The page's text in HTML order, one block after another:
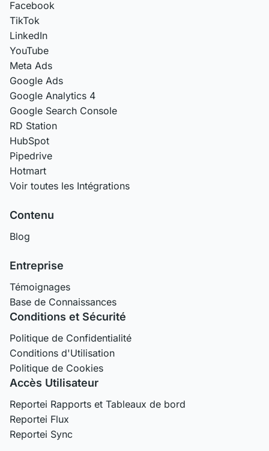
Facebook
TikTok
LinkedIn
YouTube
Meta Ads
Google Ads
Google Analytics 4
Google Search Console
RD Station
HubSpot
Pipedrive
Hotmart
Voir toutes les Intégrations
Contenu
Blog
Entreprise
Témoignages
Base de Connaissances
Conditions et Sécurité
Politique de Confidentialité
Conditions d'Utilisation
Politique de Cookies
Accès Utilisateur
Reportei Rapports et Tableaux de bord
Reportei Flux
Reportei Sync